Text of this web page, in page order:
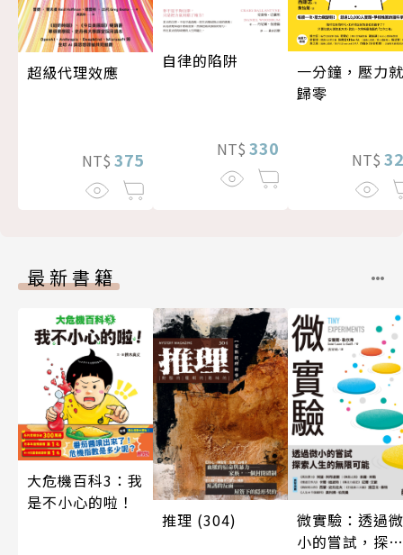
超級代理效應
NT$ 375
自律的陷阱
NT$ 330
一分鐘，壓力就
歸零
NT$
最新書籍
大危機百科3：我
是不小心的啦！
推理 (304)
微實驗：透過微
小的嘗試，探索